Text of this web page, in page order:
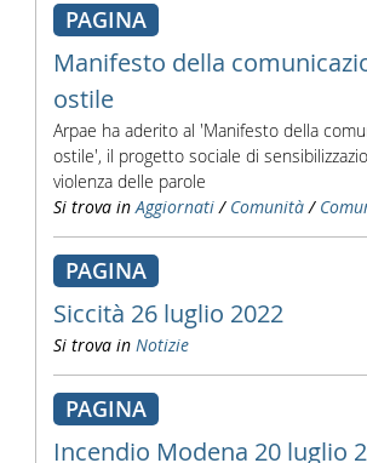
PAGINA
Manifesto della
ostile
Arpae ha aderito al 'Manifesto della
ostile', il progetto sociale di
violenza delle parole
Si trova in Aggiornati / Comunità /
PAGINA
Siccità 26 luglio 2022
Si trova in Notizie
PAGINA
Incendio Modena 20 luglio